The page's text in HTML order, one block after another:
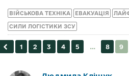
ВІЙСЬКОВА ТЕХНІКА ЕВАКУАЦІЯ
СИЛИ ЛОГІСТИКИ ЗСУ